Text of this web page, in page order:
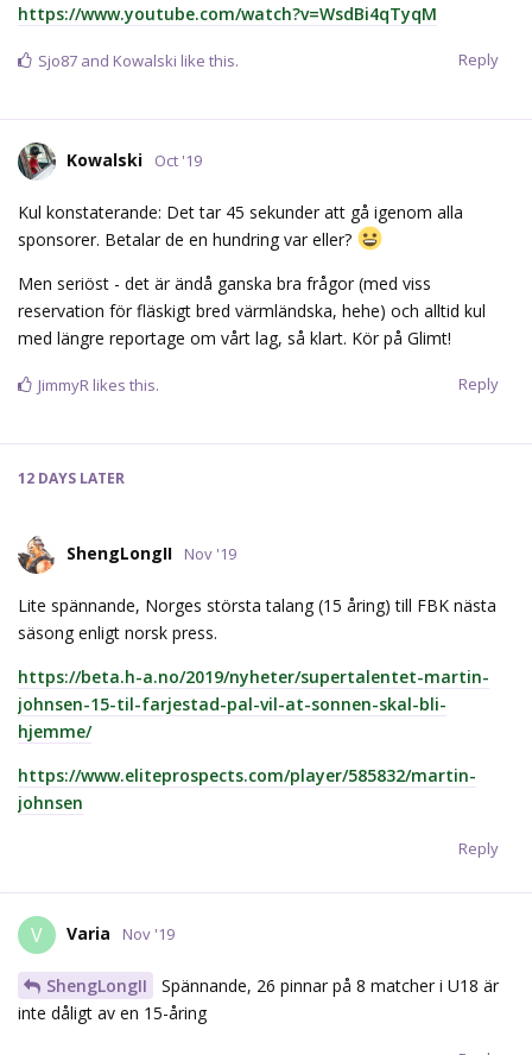
https://www.youtube.com/watch?v=WsdBi4qTyqM
Reply
Sjo87 and Kowalski like this.
Kowalski Oct '19
Kul konstaterande: Det tar 45 sekunder att gå igenom alla
sponsorer. Betalar de en hundring var eller?
Men seriöst - det är ändå ganska bra frågor (med viss
reservation för fläskigt bred värmländska, hehe) och alltid kul
med längre reportage om vårt lag, så klart. Kör på Glimt!
Reply
JimmyR likes this.
12 DAYS LATER
ShengLongII Nov '19
Lite spännande, Norges största talang (15 åring) till FBK nästa
säsong enligt norsk press.
https://beta.h-a.no/2019/nyheter/supertalentet-martin-
johnsen-15-til-farjestad-pal-vil-at-sonnen-skal-bli-
hjemme/
https://www.eliteprospects.com/player/585832/martin-
johnsen
Reply
V Varia Nov '19
ShengLongII
Spännande, 26 pinnar på 8 matcher i U18 är
inte dåligt av en 15-åring